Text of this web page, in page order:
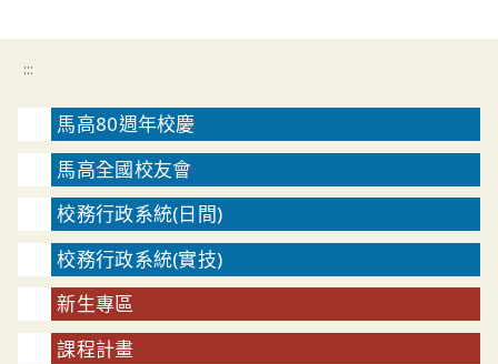
:::
馬高80週年校慶
馬高全國校友會
校務行政系統(日間)
校務行政系統(實技)
新生專區
課程計畫